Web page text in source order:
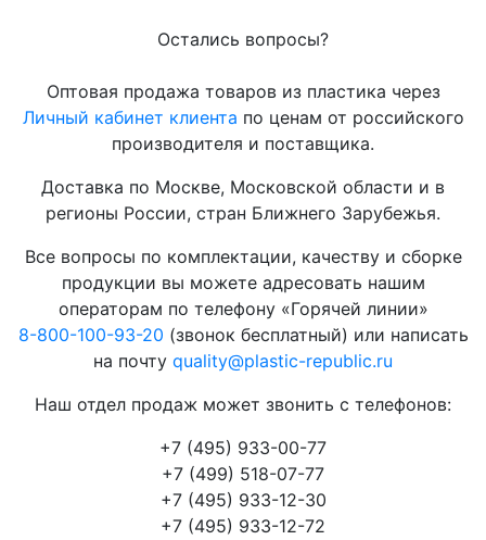
Остались вопросы?
Оптовая продажа товаров из пластика через
Личный кабинет клиента по ценам от российского
производителя и поставщика.
Доставка по Москве, Московской области и в
регионы России, стран Ближнего Зарубежья.
Все вопросы по комплектации, качеству и сборке
продукции вы можете адресовать нашим
операторам по телефону «Горячей линии»
8-800-100-93-20 (звонок бесплатный) или написать
на почту quality@plastic-republic.ru
Наш отдел продаж может звонить с телефонов:
+7 (495) 933-00-77
+7 (499) 518-07-77
+7 (495) 933-12-30
+7 (495) 933-12-72